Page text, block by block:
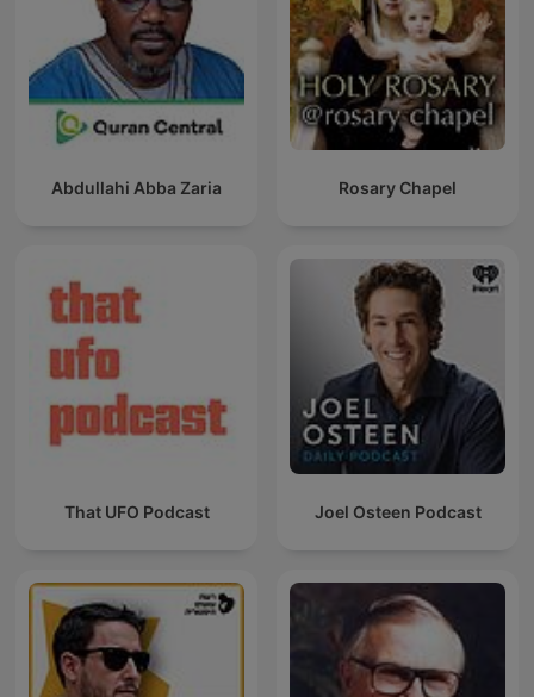
Abdullahi Abba Zaria Rosary Chapel
That UFO Podcast Joel Osteen Podcast